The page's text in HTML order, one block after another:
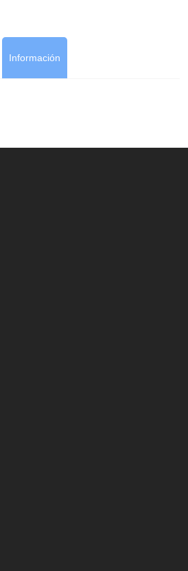
Información